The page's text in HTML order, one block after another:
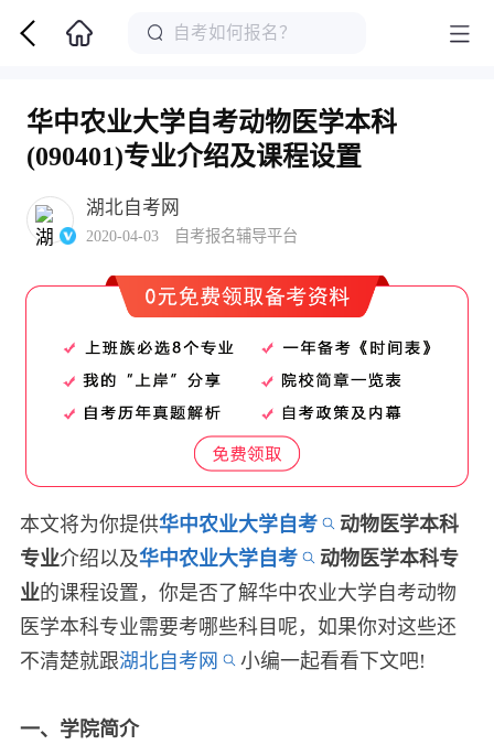
华中农业大学自考动物医学本科
(090401)专业介绍及课程设置
湖北自考网
2020-04-03 自考报名辅导平台
本文将为你提供华中农业大学自考
动物医学本科
专业介绍以及华中农业大学自考
动物医学本科专
业的课程设置，你是否了解华中农业大学自考动物
医学本科专业需要考哪些科目呢，如果你对这些还
不清楚就跟湖北自考网 小编一起看看下文吧!
一、学院简介